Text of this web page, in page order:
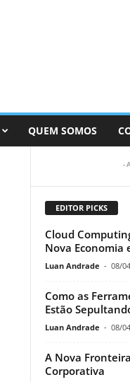
QUEM SOMOS
-
EDITOR PICKS
Cloud
Nova Economia
Luan Andrade - 08/
Como as
Estão
Luan Andrade - 08/
A Nova
Corporativa